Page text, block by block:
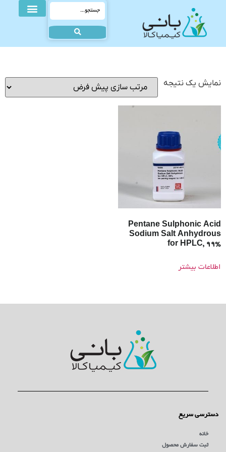
نمایش یک نتیجه
Pentane Sulphonic Acid
Sodium Salt Anhydrous
for HPLC, 99%
اطلاعات بیشتر
دسترسی سریع
خانه
ثبت سفارش محصول